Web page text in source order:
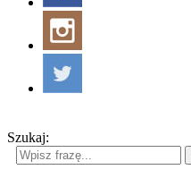
Szukaj: